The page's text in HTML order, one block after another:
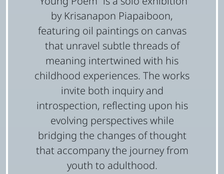
by Krisanapon Piapaiboon,
featuring oil paintings on canvas
that unravel subtle threads of
meaning intertwined with his
childhood experiences. The works
invite both inquiry and
introspection, reflecting upon his
evolving perspectives while
bridging the changes of thought
that accompany the journey from
youth to adulthood.